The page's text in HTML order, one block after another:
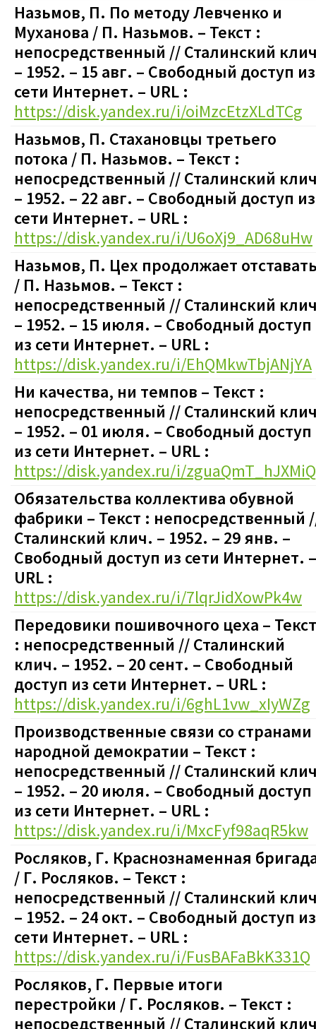
Назьмов, П. По методу Левченко и
Муханова / П. Назьмов. – Текст :
непосредственный // Сталинский
– 1952. – 15 авг. – Свободный доступ из
сети Интернет. – URL :
https://disk.yandex.ru/i/oiMzcEtzXLdTCg
Назьмов, П. Стахановцы третьего
потока / П. Назьмов. – Текст :
непосредственный // Сталинский
– 1952. – 22 авг. – Свободный доступ из
сети Интернет. – URL :
https://disk.yandex.ru/i/U6oXj9_AD68uHw
Назьмов, П. Цех продолжает
/ П. Назьмов. – Текст :
непосредственный // Сталинский
– 1952. – 15 июля. – Свободный доступ
из сети Интернет. – URL :
https://disk.yandex.ru/i/EhQMkwTbjANjYA
Ни качества, ни темпов – Текст :
непосредственный // Сталинский
– 1952. – 01 июля. – Свободный доступ
из сети Интернет. – URL :
https://disk.yandex.ru/i/zguaQmT_hJXMiQ
Обязательства коллектива обувной
фабрики – Текст : непосредственный
Сталинский клич. – 1952. – 29 янв. –
Свободный доступ из сети Интернет. –
URL :
https://disk.yandex.ru/i/7lqrJidXowPk4w
Передовики пошивочного цеха – Текст
: непосредственный // Сталинский
клич. – 1952. – 20 сент. – Свободный
доступ из сети Интернет. – URL :
https://disk.yandex.ru/i/6ghL1vw_xIyWZg
Производственные связи со странами
народной демократии – Текст :
непосредственный // Сталинский
– 1952. – 20 июля. – Свободный доступ
из сети Интернет. – URL :
https://disk.yandex.ru/i/MxcFyf98aqR5kw
Росляков, Г. Краснознаменная
/ Г. Росляков. – Текст :
непосредственный // Сталинский
– 1952. – 24 окт. – Свободный доступ из
сети Интернет. – URL :
https://disk.yandex.ru/i/FusBAFaBkK331Q
Росляков, Г. Первые итоги
перестройки / Г. Росляков. – Текст :
непосредственный // Сталинский